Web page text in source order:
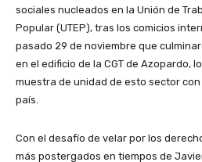
sociales nucleados en la Unión de
Popular (UTEP), tras los comicios
pasado 29 de noviembre que
en el edificio de la CGT de Azopardo,
muestra de unidad de esto sector
país.
Con el desafío de velar por los
más postergados en tiempos de